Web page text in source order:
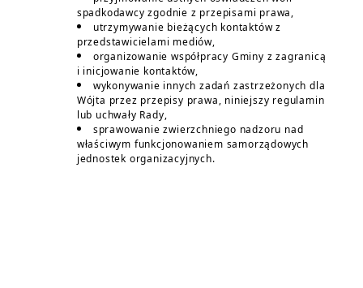
spadkodawcy zgodnie z przepisami prawa,
utrzymywanie bieżących kontaktów z
przedstawicielami mediów,
organizowanie współpracy Gminy z zagranicą
i inicjowanie kontaktów,
wykonywanie innych zadań zastrzeżonych dla
Wójta przez przepisy prawa, niniejszy regulamin
lub uchwały Rady,
sprawowanie zwierzchniego nadzoru nad
właściwym funkcjonowaniem samorządowych
jednostek organizacyjnych.